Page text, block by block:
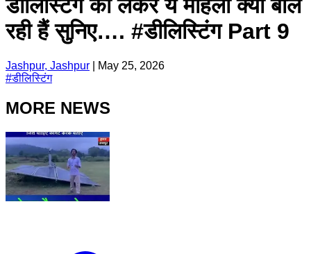
डीलिस्टिंग को लेकर ये महिला क्या बोल
रही हैं सुनिए…. #डीलिस्टिंग Part 9
Jashpur, Jashpur
May 25, 2026
#डीलिस्टिंग
MORE NEWS